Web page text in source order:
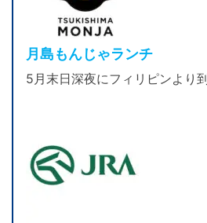
月島もんじゃランチ
5月末日深夜にフィリピンより